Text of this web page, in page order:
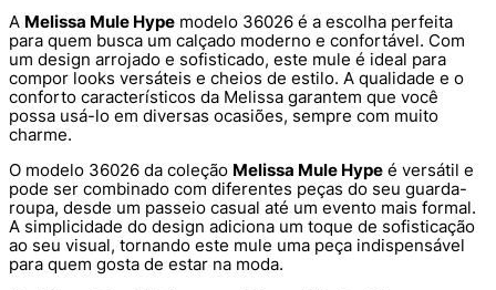
A Melissa Mule Hype modelo 36026 é a escolha perfeita
para quem busca um calçado moderno e confortável. Com
um design arrojado e sofisticado, este mule é ideal para
compor looks versáteis e cheios de estilo. A qualidade e o
conforto característicos da Melissa garantem que você
possa usá-lo em diversas ocasiões, sempre com muito
charme.
O modelo 36026 da coleção Melissa Mule Hype é versátil e
pode ser combinado com diferentes peças do seu guarda-
roupa, desde um passeio casual até um evento mais formal.
A simplicidade do design adiciona um toque de sofisticação
ao seu visual, tornando este mule uma peça indispensável
para quem gosta de estar na moda.